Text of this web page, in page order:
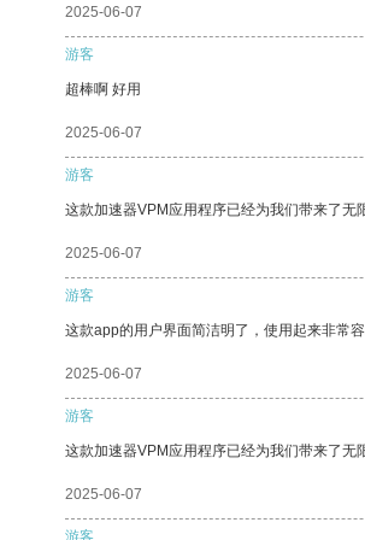
2025-06-07
游客
超棒啊 好用
2025-06-07
游客
这款加速器VPM应用程序已经为我们带来了无
2025-06-07
游客
这款app的用户界面简洁明了，使用起来非常
2025-06-07
游客
这款加速器VPM应用程序已经为我们带来了无
2025-06-07
游客